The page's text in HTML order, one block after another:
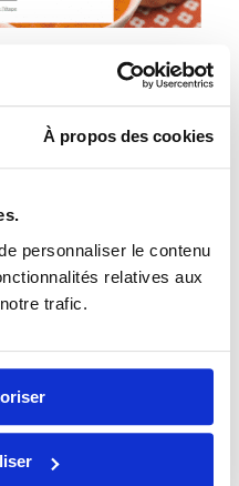
À propos des cookies
personnaliser le contenu
relatives aux
trafic.
d’un moteur de
la cuisine de plats pour